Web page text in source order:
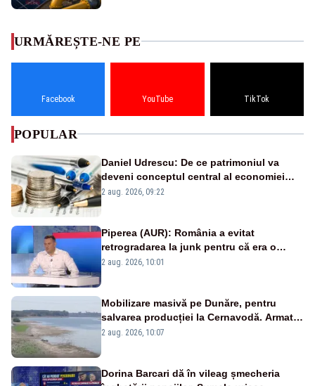
URMĂREȘTE-NE PE
Facebook YouTube TikTok
POPULAR
Daniel Udrescu: De ce patrimoniul va
deveni conceptul central al economiei
viitoare?
2 aug. 2026, 09:22
Piperea (AUR): România a evitat
retrogradarea la junk pentru că era o
catastrofă pentru bănci și fondurile de
2 aug. 2026, 10:01
Mobilizare masivă pe Dunăre, pentru
salvarea producției la Cernavodă. Armata
va detona o stâncă și va devia apa
2 aug. 2026, 10:07
Dorina Barcari dă în vileag șmecheria